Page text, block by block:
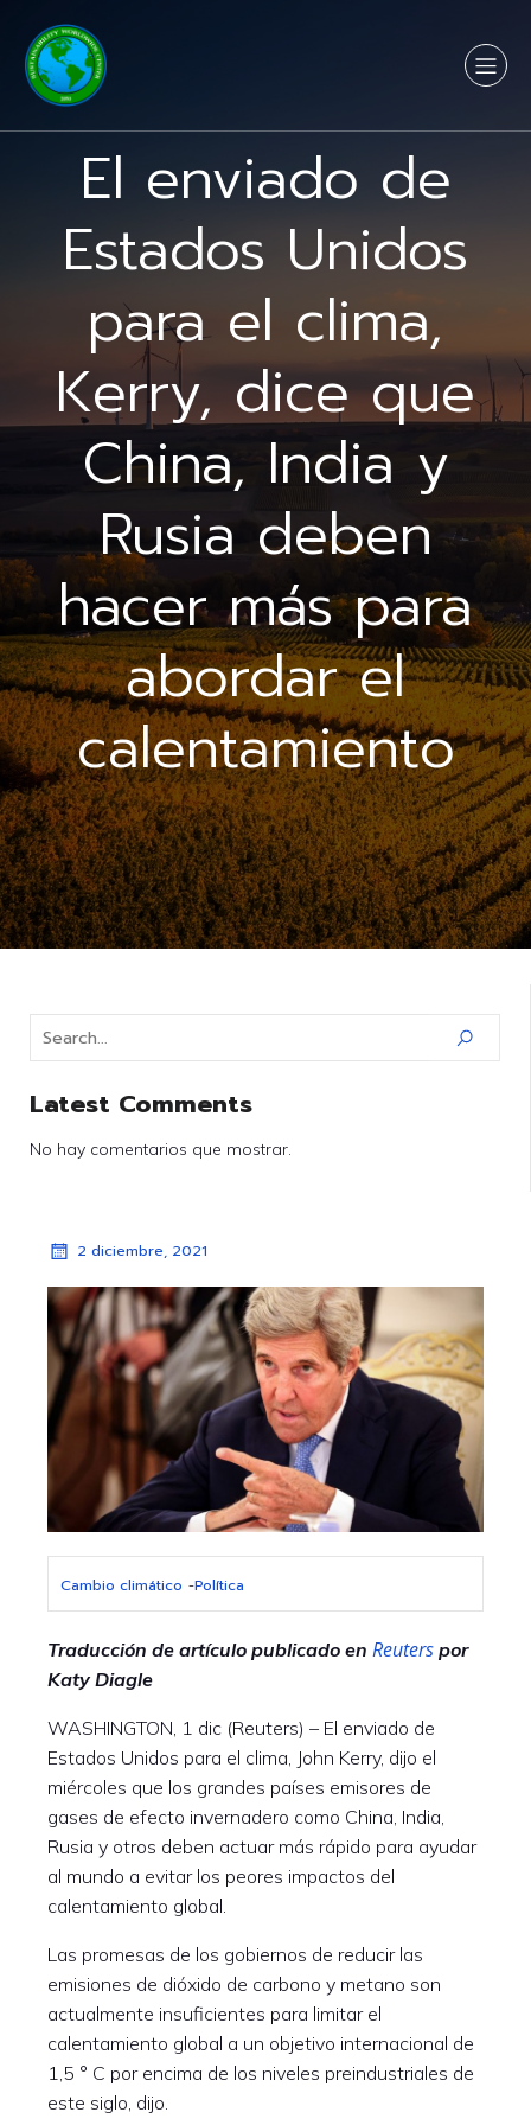
El enviado de
Estados Unidos
para el clima,
Kerry, dice que
China, India y
Rusia deben
hacer más para
abordar el
calentamiento
Latest Comments
No hay comentarios que mostrar.
2 diciembre, 2021
Cambio climático -Política
Traducción de artículo publicado en Reuters por
Katy Diagle
WASHINGTON, 1 dic (Reuters) – El enviado de
Estados Unidos para el clima, John Kerry, dijo el
miércoles que los grandes países emisores de
gases de efecto invernadero como China, India,
Rusia y otros deben actuar más rápido para ayudar
al mundo a evitar los peores impactos del
calentamiento global.
Las promesas de los gobiernos de reducir las
emisiones de dióxido de carbono y metano son
actualmente insuficientes para limitar el
calentamiento global a un objetivo internacional de
1,5 ° C por encima de los niveles preindustriales de
este siglo, dijo.